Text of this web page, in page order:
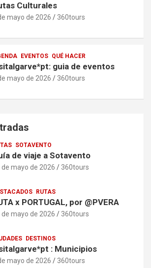
Culturales
mayo de 2026 360tours
EVENTOS QUÉ HACER
guia de eventos
mayo de 2026 360tours
SOTAVENTO
de viaje a Sotavento
de mayo de 2026 360tours
RUTAS
x PORTUGAL, por @PVERA
de mayo de 2026 360tours
DESTINOS
: Municipios
mayo de 2026 360tours